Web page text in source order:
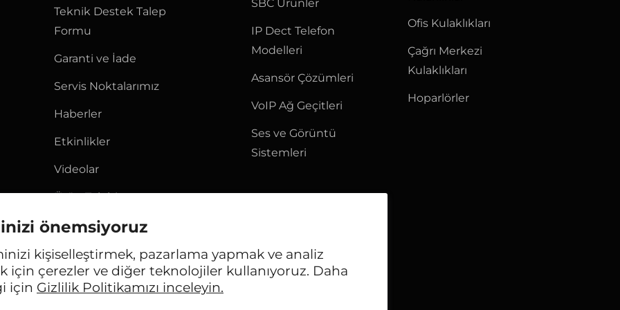
önemsiyoruz
kişiselleştirmek, pazarlama yapmak ve analiz
için çerezler ve diğer teknolojiler kullanıyoruz. Daha
için Gizlilik Politikamızı inceleyin.
Teknik Destek Talep
Formu
Garanti ve İade
Servis Noktalarımız
Haberler
Etkinlikler
Videolar
Ürün Talebi
Bize Ulaşın
SBC Ürünler
IP Dect Telefon
Modelleri
Asansör Çözümleri
VoIP Ağ Geçitleri
Ses ve Görüntü
Sistemleri
Ofis Kulaklıkları
Çağrı Merkezi
Kulaklıkları
Hoparlörler
saklıdır. Kullanım koşullarını ve gizlilik politikasını görüntüle